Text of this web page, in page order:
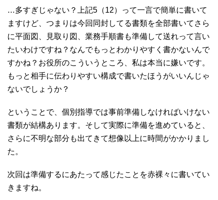
…多すぎじゃない？上記5（12）って一言で簡単に書いて
ますけど、つまりは今回同封してる書類を全部書いてさら
に平面図、見取り図、業務手順書も準備して送れって言い
たいわけですね？なんでもっとわかりやすく書かないんで
すかね？お役所のこういうところ、私は本当に嫌いです。
もっと相手に伝わりやすい構成で書いたほうがいいんじゃ
ないでしょうか？
ということで、個別指導では事前準備しなければいけない
書類が結構あります。そして実際に準備を進めていると、
さらに不明な部分も出てきて想像以上に時間がかかりまし
た。
次回は準備するにあたって感じたことを赤裸々に書いてい
きますね。